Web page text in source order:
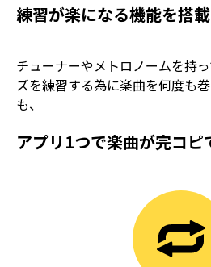
練習が楽になる機能を搭載
チューナーやメトロノームを持
ズを練習する為に楽曲を何度も
も、
アプリ1つで楽曲が完コピ